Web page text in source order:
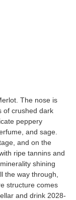
The nose is
of crushed dark
peppery
and sage.
and on the
ripe tannins and
shining
the way through,
structure comes
and drink 2028-